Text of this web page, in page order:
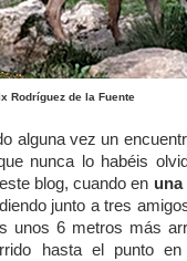
Rodríguez de la Fuente
alguna vez un
nunca lo habéis
blog, cuando en una
junto a tres
unos 6 metros más
hasta el punto